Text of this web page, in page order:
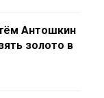
Антошкин
золото в